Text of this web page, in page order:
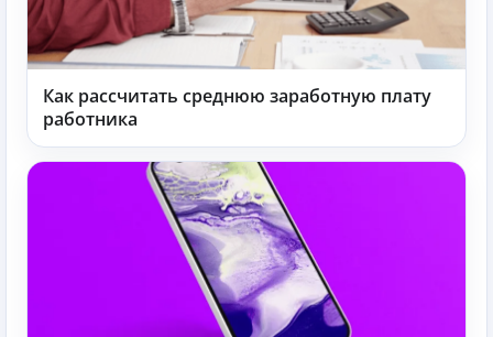
Как рассчитать среднюю заработную плату
работника